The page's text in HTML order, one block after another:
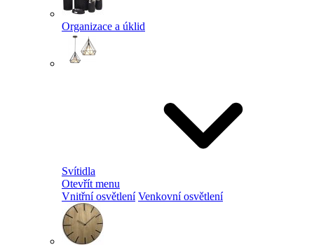
Organizace a úklid
Svítidla
Otevřít menu
Vnitřní osvětlení Venkovní osvětlení